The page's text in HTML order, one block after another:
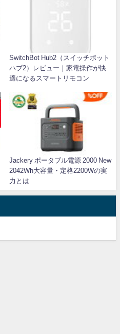
SwitchBot Hub2（スイッチボット
ハブ2）レビュー｜家電操作が快
適になるスマートリモコン
Jackery ポータブル電源 2000 New
2042Wh大容量・定格2200Wの実
力とは